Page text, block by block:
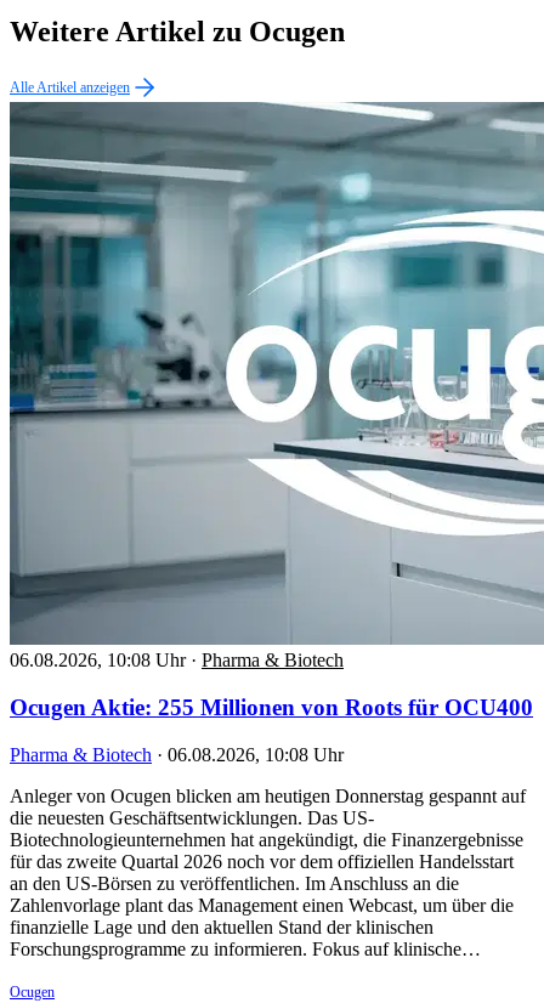
Weitere Artikel zu Ocugen
Alle Artikel anzeigen
06.08.2026, 10:08 Uhr · Pharma & Biotech
Ocugen Aktie: 255 Millionen von Roots für OCU400
Pharma & Biotech · 06.08.2026, 10:08 Uhr
Anleger von Ocugen blicken am heutigen Donnerstag gespannt auf
die neuesten Geschäftsentwicklungen. Das US-
Biotechnologieunternehmen hat angekündigt, die Finanzergebnisse
für das zweite Quartal 2026 noch vor dem offiziellen Handelsstart
an den US-Börsen zu veröffentlichen. Im Anschluss an die
Zahlenvorlage plant das Management einen Webcast, um über die
finanzielle Lage und den aktuellen Stand der klinischen
Forschungsprogramme zu informieren. Fokus auf klinische…
Ocugen